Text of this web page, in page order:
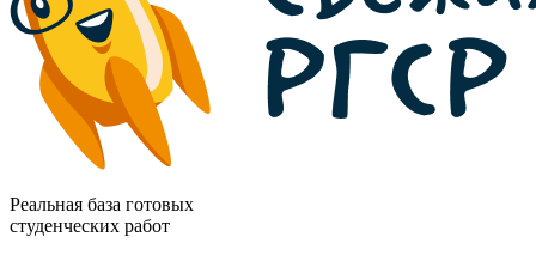
Реальная база готовых
студенческих работ